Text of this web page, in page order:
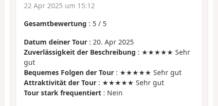
22 Apr 2025 um 15:12
Gesamtbewertung : 5 / 5
Datum deiner Tour : 20. Apr 2025
Zuverlässigkeit der Beschreibung : ★★★★★ Sehr
gut
Bequemes Folgen der Tour : ★★★★★ Sehr gut
Attraktivität der Tour : ★★★★★ Sehr gut
Tour stark frequentiert : Nein